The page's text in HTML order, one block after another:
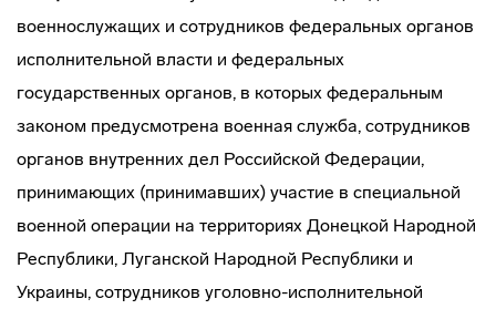
военнослужащих и сотрудников федеральных органов
исполнительной власти и федеральных
государственных органов, в которых федеральным
законом предусмотрена военная служба, сотрудников
органов внутренних дел Российской Федерации,
принимающих (принимавших) участие в специальной
военной операции на территориях Донецкой Народной
Республики, Луганской Народной Республики и
Украины, сотрудников уголовно-исполнительной